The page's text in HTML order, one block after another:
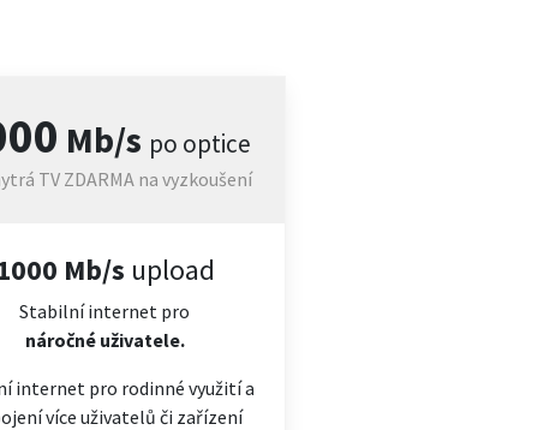
Mb/s po optice
TV ZDARMA na vyzkoušení
Mb/s upload
Stabilní internet pro
náročnéuživatele.
internet pro rodinné využití a
více uživatelů či zařízení